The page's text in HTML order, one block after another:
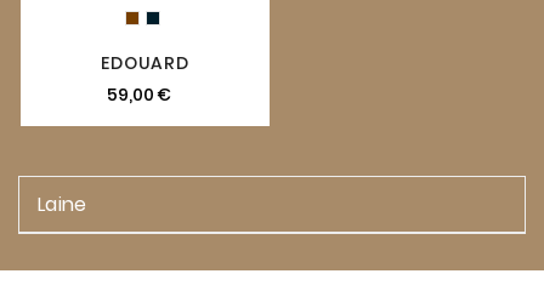
EDOUARD
59,00 €
Laine